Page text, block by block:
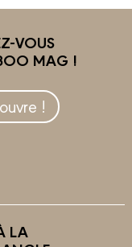
VOUS
MAG !
!
LA